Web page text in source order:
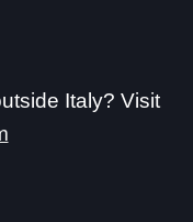
Italy? Visit